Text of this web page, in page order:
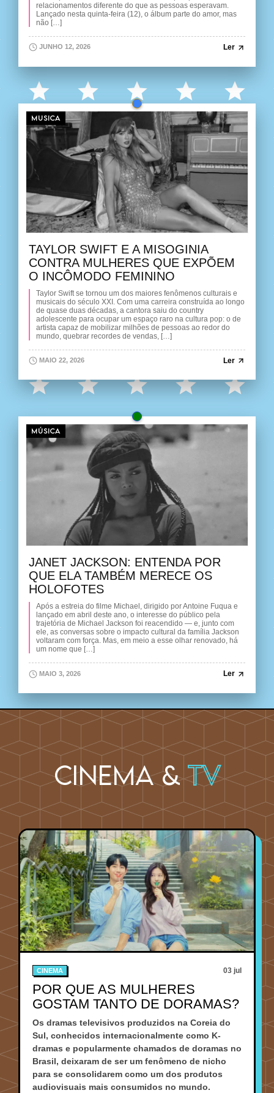
relacionamentos diferente do que as pessoas esperavam.
Lançado nesta quinta-feira (12), o álbum parte do amor, mas
não […]
JUNHO 12, 2026 Ler
MUSICA
TAYLOR SWIFT E A MISOGINIA
CONTRA MULHERES QUE EXPÕEM
O INCÔMODO FEMININO
Taylor Swift se tornou um dos maiores fenômenos culturais e
musicais do século XXI. Com uma carreira construída ao longo
de quase duas décadas, a cantora saiu do country
adolescente para ocupar um espaço raro na cultura pop: o de
artista capaz de mobilizar milhões de pessoas ao redor do
mundo, quebrar recordes de vendas, […]
MAIO 22, 2026 Ler
MÚSICA
JANET JACKSON: ENTENDA POR
QUE ELA TAMBÉM MERECE OS
HOLOFOTES
Após a estreia do filme Michael, dirigido por Antoine Fuqua e
lançado em abril deste ano, o interesse do público pela
trajetória de Michael Jackson foi reacendido — e, junto com
ele, as conversas sobre o impacto cultural da família Jackson
voltaram com força. Mas, em meio a esse olhar renovado, há
um nome que […]
MAIO 3, 2026 Ler
Cinema &TV
CINEMA 03 jul
POR QUE AS MULHERES
GOSTAM TANTO DE DORAMAS?
Os dramas televisivos produzidos na Coreia do
Sul, conhecidos internacionalmente como K-
dramas e popularmente chamados de doramas no
Brasil, deixaram de ser um fenômeno de nicho
para se consolidarem como um dos produtos
audiovisuais mais consumidos no mundo.